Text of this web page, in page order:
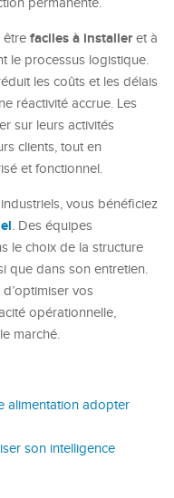
permanente.
être faciles à installeret à
le processus logistique.
les coûts et les délais
réactivité accrue. Les
sur leurs activités
clients, tout en
et fonctionnel.
vous bénéficiez
. Des équipes
le choix de la structure
que dans son entretien.
vos
opérationnelle,
marché.
alimentation adopter
son intelligence